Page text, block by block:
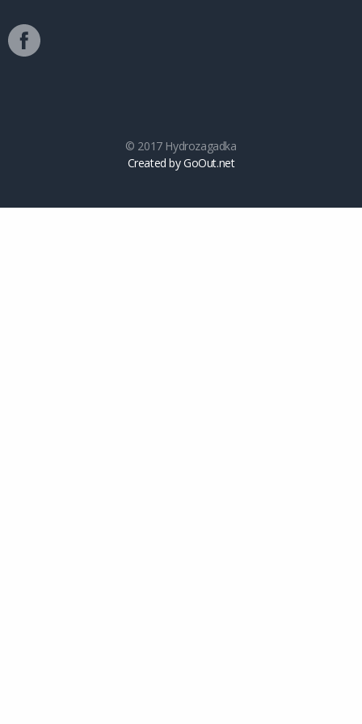
© 2017 Hydrozagadka
Created by GoOut.net